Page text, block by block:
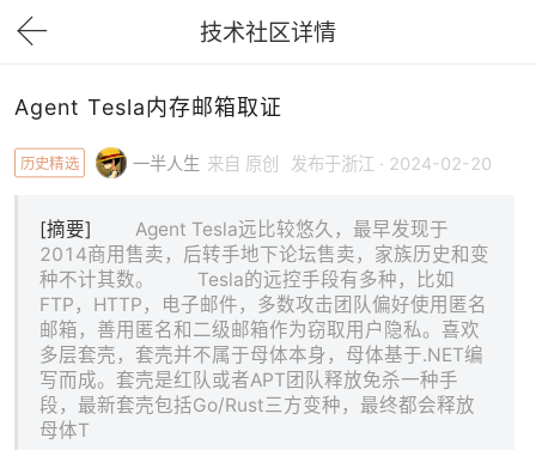
技术社区详情
下拉刷新
Agent Tesla内存邮箱取证
历史精选 一半人生 来自 原创 发布于浙江 · 2024-02-20
[摘要] Agent Tesla远比较悠久，最早发现于
2014商用售卖，后转手地下论坛售卖，家族历史和变
种不计其数。 Tesla的远控手段有多种，比如
FTP，HTTP，电子邮件，多数攻击团队偏好使用匿名
邮箱，善用匿名和二级邮箱作为窃取用户隐私。喜欢
多层套壳，套壳并不属于母体本身，母体基于.NET编
写而成。套壳是红队或者APT团队释放免杀一种手
段，最新套壳包括Go/Rust三方变种，最终都会释放
母体T